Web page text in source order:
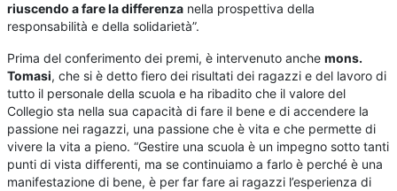
riuscendo a fare la differenza nella prospettiva della
responsabilità e della solidarietà”.
Prima del conferimento dei premi, è intervenuto anchemons.
Tomasi, che si è detto fiero dei risultati dei ragazzi e del lavoro di
tutto il personale della scuola e ha ribadito che il valore del
Collegio sta nella sua capacità di fare il bene e di accendere la
passione nei ragazzi, una passione che è vita e che permette di
vivere la vita a pieno. “Gestire una scuola è un impegno sotto tanti
punti di vista differenti, ma se continuiamo a farlo è perché è una
manifestazione di bene, è per far fare ai ragazzi l’esperienza di